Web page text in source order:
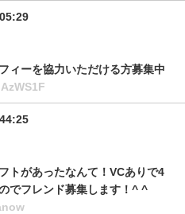
ィーを協力いただける方募集中
トがあったなんて！VCありで4
でフレンド募集します！^ ^